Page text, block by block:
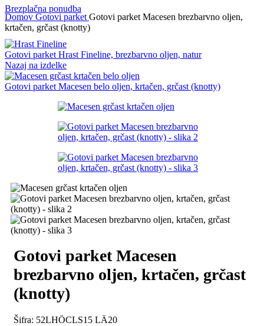
Brezplačna ponudba
Domov Gotovi parket Gotovi parket Macesen brezbarvno oljen,
krtačen, grčast (knotty)
Gotovi parket Hrast Fineline, brezbarvno oljen, natur
Nazaj na izdelke
Gotovi parket Macesen belo oljen, krtačen, grčast (knotty)
Gotovi parket Macesen
brezbarvno oljen, krtačen, grčast
(knotty)
Šifra: 52LHÖCLS15 LÄ20